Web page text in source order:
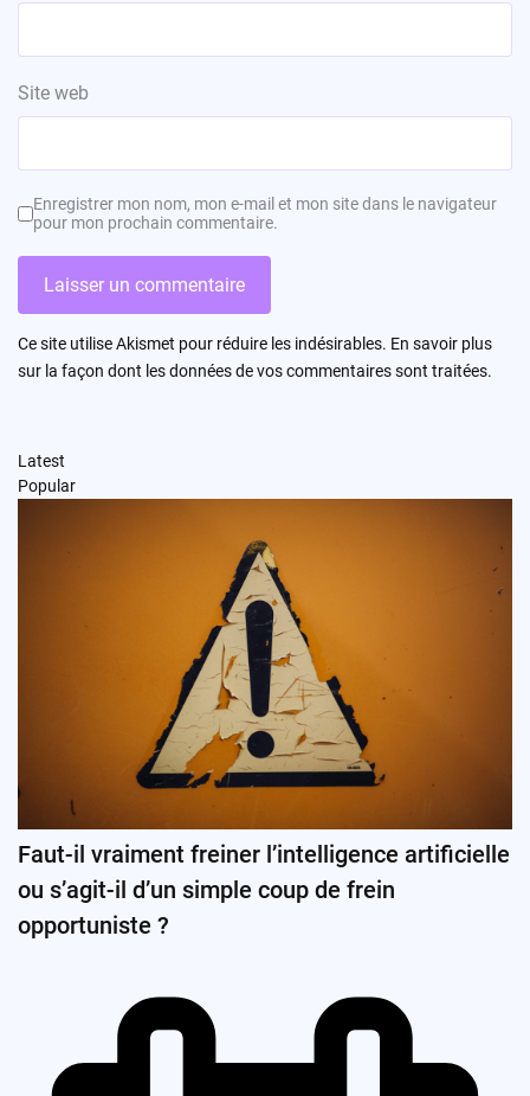
Site web
Enregistrer mon nom, mon e-mail et mon site dans le navigateur
pour mon prochain commentaire.
Ce site utilise Akismet pour réduire les indésirables. En savoir plus
sur la façon dont les données de vos commentaires sont traitées.
Latest
Popular
Faut-il vraiment freiner l’intelligence artificielle
ou s’agit-il d’un simple coup de frein
opportuniste ?